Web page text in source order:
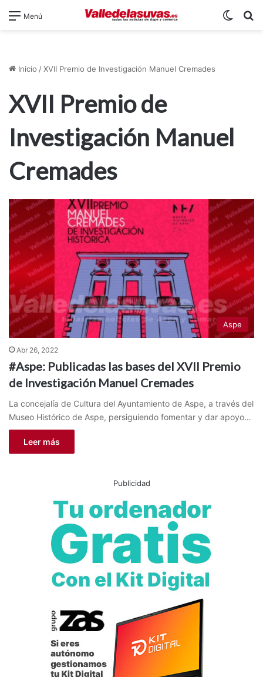
Menú
Inicio /XVII Premio de Investigación Manuel Cremades
XVII Premio de
Investigación Manuel
Cremades
Aspe
Abr 26, 2022
#Aspe: Publicadas las bases del XVII Premio
de Investigación Manuel Cremades
La concejalía de Cultura del Ayuntamiento de Aspe, a través del
Museo Histórico de Aspe, persiguiendo fomentar y dar apoyo…
Leer más
Publicidad